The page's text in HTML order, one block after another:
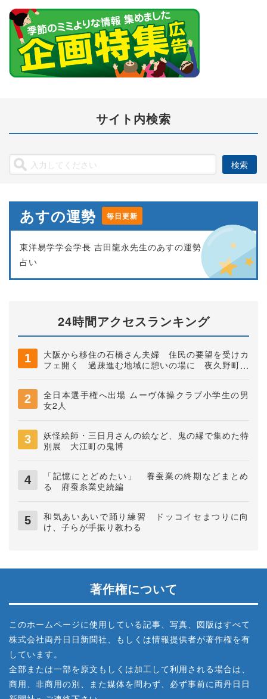
サイト内検索
あすの運勢 毎日更新
東洋易学学会学長 吉田龍永先生のあすの運勢
占い
24時間アクセスランキング
大阪から移住の石橋さん夫婦 住民の要望を受けカ
フェ開く 過疎進む地域に憩いの場に 夜久野町稲
全日本選手権へ出場 ムーヴ体操クラブ小学生の男
女2人
妖怪絵師・三日月さんの絵など、鬼の縁で集めた特
別展 大江町の鬼博
「記憶にとどめたい」 養蚕業の終期などまとめ
る 府蚕糸業史続編
和気あいあいで踊り練習 ドッコイセまつりに向
け、子らが手振り教わる
著作権について
このホームページに使用している記事、写真、図版はすべて
株式会社両丹日日新聞社、もしくは情報提供者が著作権を有
しています。
全部または一部を原文もしくは加工して利用される場合は、
商用、非商用の別、また媒体を問わず、必ず事前に両丹日日